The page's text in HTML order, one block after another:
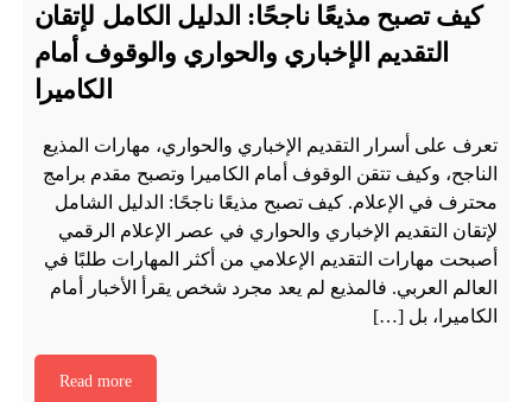
كيف تصبح مذيعًا ناجحًا: الدليل الكامل لإتقان
التقديم الإخباري والحواري والوقوف أمام
الكاميرا
تعرف على أسرار التقديم الإخباري والحواري، مهارات المذيع
الناجح، وكيف تتقن الوقوف أمام الكاميرا وتصبح مقدم برامج
محترف في الإعلام. كيف تصبح مذيعًا ناجحًا: الدليل الشامل
لإتقان التقديم الإخباري والحواري في عصر الإعلام الرقمي
أصبحت مهارات التقديم الإعلامي من أكثر المهارات طلبًا في
العالم العربي. فالمذيع لم يعد مجرد شخص يقرأ الأخبار أمام
الكاميرا، بل […]
Read more